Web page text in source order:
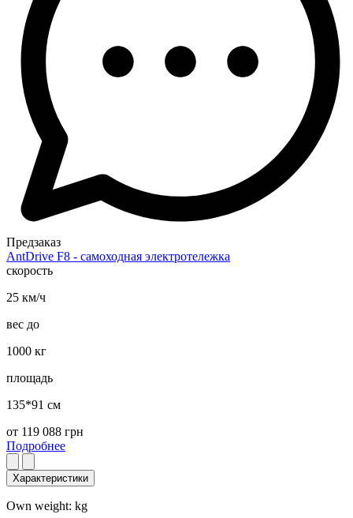
Предзаказ
AntDrive F8 - самоходная электротележка
скорость
25 км/ч
вес до
1000 кг
площадь
135*91 см
от 119 088 грн
Подробнее
Характеристики
Own weight: kg